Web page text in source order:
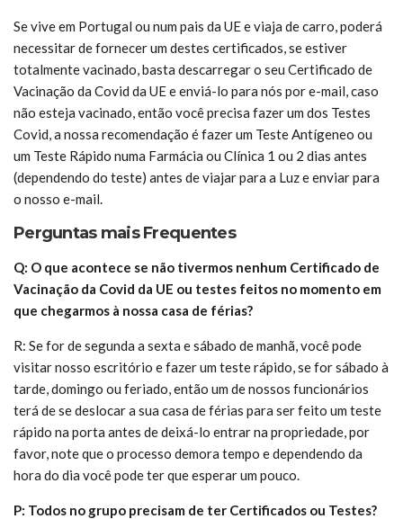
Se vive em Portugal ou num pais da UE e viaja de carro, poderá
necessitar de fornecer um destes certificados, se estiver
totalmente vacinado, basta descarregar o seu Certificado de
Vacinação da Covid da UE e enviá-lo para nós por e-mail, caso
não esteja vacinado, então você precisa fazer um dos Testes
Covid, a nossa recomendação é fazer um Teste Antígeneo ou
um Teste Rápido numa Farmácia ou Clínica 1 ou 2 dias antes
(dependendo do teste) antes de viajar para a Luz e enviar para
o nosso e-mail.
Perguntas mais Frequentes
Q: O que acontece se não tivermos nenhum Certificado de
Vacinação da Covid da UE ou testes feitos no momento em
que chegarmos à nossa casa de férias?
R: Se for de segunda a sexta e sábado de manhã, você pode
visitar nosso escritório e fazer um teste rápido, se for sábado à
tarde, domingo ou feriado, então um de nossos funcionários
terá de se deslocar a sua casa de férias para ser feito um teste
rápido na porta antes de deixá-lo entrar na propriedade, por
favor, note que o processo demora tempo e dependendo da
hora do dia você pode ter que esperar um pouco.
P: Todos no grupo precisam de ter Certificados ou Testes?